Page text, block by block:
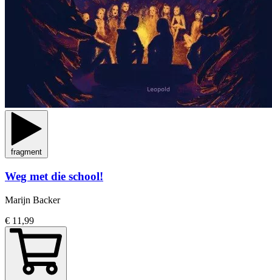
fragment
Weg met die school!
Marijn Backer
€ 11,99